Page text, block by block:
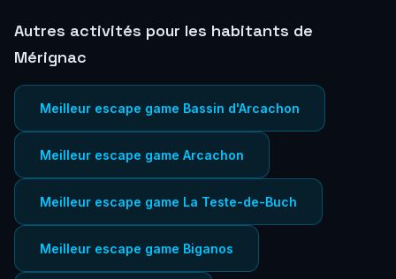
Autres activités pour les habitants de
Mérignac
Meilleur escape game Bassin d'Arcachon
Meilleur escape game Arcachon
Meilleur escape game La Teste-de-Buch
Meilleur escape game Biganos